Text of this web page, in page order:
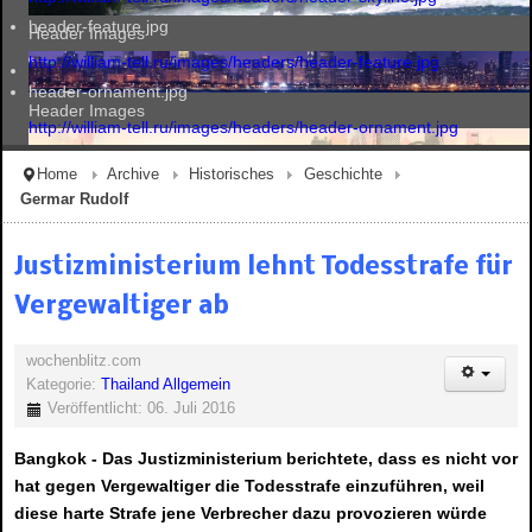
Header Images
Header Images
Header Images
header-feature.jpg
http://william-tell.ru/images/headers/header-feature.jpg
header-ornament.jpg
http://william-tell.ru/images/headers/header-ornament.jpg
Home Archive Historisches
Geschichte
Germar Rudolf
Justizministerium lehnt Todesstrafe für
Vergewaltiger ab
wochenblitz.com
Kategorie:
Thailand Allgemein
Veröffentlicht: 06. Juli 2016
Bangkok - Das Justizministerium berichtete, dass es nicht vor
hat gegen Vergewaltiger die Todesstrafe einzuführen, weil
diese harte Strafe jene Verbrecher dazu provozieren würde